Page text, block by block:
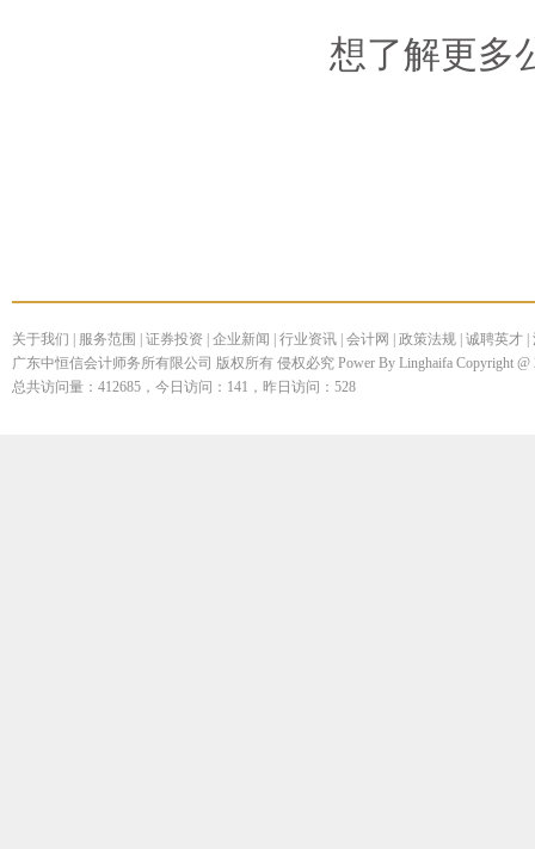
想了解更多
关于我们 服务范围 证券投资 企业新闻 行业资讯 会计网 政策法规 诚聘英才
广东中恒信会计师务所有限公司 版权所有 侵权必究 Power By Linghaifa Copyright
总共访问量：412685，今日访问：141，昨日访问：528